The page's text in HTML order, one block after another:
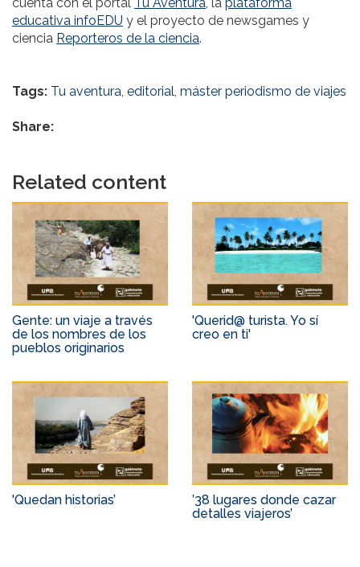
educativa infoEDU y el proyecto de newsgames y
ciencia Reporteros de la ciencia.
Tags: Tu aventura editorial máster periodismo de viajes
Share:
Related content
Gente: un viaje a través
de los nombres de los
pueblos originarios
'Querid@ turista. Yo sí
creo en ti'
'Quedan historias’
’38 lugares donde cazar
detalles viajeros’